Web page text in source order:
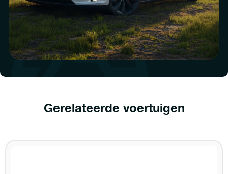
Gerelateerde voertuigen